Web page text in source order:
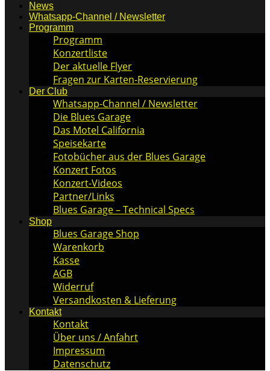
News
Whatsapp-Channel / Newsletter
Programm
Programm
Konzertliste
Der aktuelle Flyer
Fragen zur Karten-Reservierung
Der Club
Whatsapp-Channel / Newsletter
Die Blues Garage
Das Motel California
Speisekarte
Fotobücher aus der Blues Garage
Konzert Fotos
Konzert-Videos
Partner/Links
Blues Garage – Technical Specs
Shop
Blues Garage Shop
Warenkorb
Kasse
AGB
Widerruf
Versandkosten & Lieferung
Kontakt
Kontakt
Über uns / Anfahrt
Impressum
Datenschutz